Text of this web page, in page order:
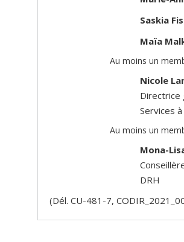
Saskia
Maïa
Au moins un
Nicole
Directrice
Services
Au moins un
Mona-
DRH
(Dél. CU-481-7,